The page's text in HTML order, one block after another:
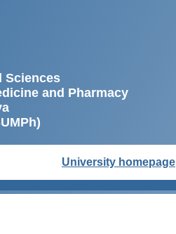
Sciences
and Pharmacy
University homepage